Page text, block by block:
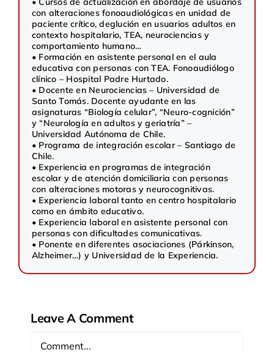
con alteraciones fonoaudiológicas en unidad de
paciente crítico, deglución en usuarios adultos en
contexto hospitalario, TEA, neurociencias y
comportamiento humano…
• Formación en asistente personal en el aula
educativa con personas con TEA. Fonoaudiólogo
clínico – Hospital Padre Hurtado.
• Docente en Neurociencias – Universidad de
Santo Tomás. Docente ayudante en las
asignaturas “Biología celular”, “Neuro-cognición”
y “Neurología en adultos y geriatría” –
Universidad Autónoma de Chile.
• Programa de integración escolar – Santiago de
Chile.
• Experiencia en programas de integración
escolar y de atención domiciliaria con personas
con alteraciones motoras y neurocognitivas.
• Experiencia laboral tanto en centro hospitalario
como en ámbito educativo.
• Experiencia laboral en asistente personal con
personas con dificultades comunicativas.
• Ponente en diferentes asociaciones (Párkinson,
Alzheimer…) y Universidad de la Experiencia.
Leave A Comment